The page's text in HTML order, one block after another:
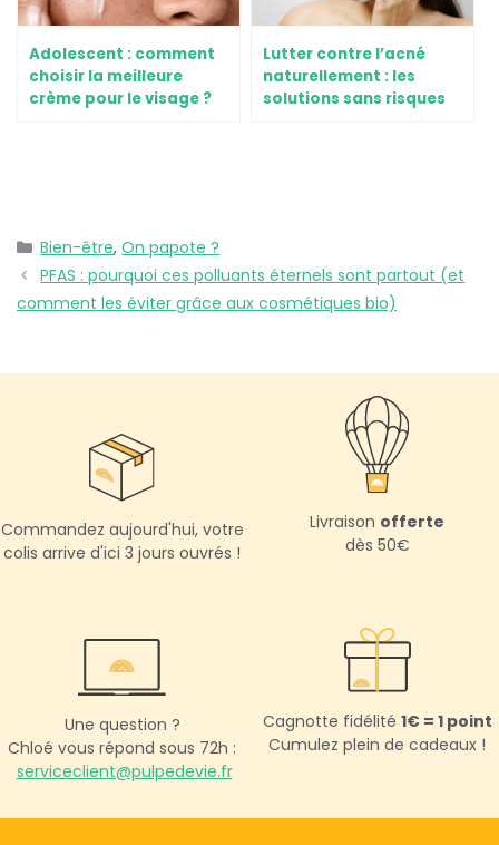
Adolescent : comment
choisir la meilleure
crème pour le visage ?
Lutter contre l’acné
naturellement : les
solutions sans risques
Bien-être,On papote ?
PFAS : pourquoi ces polluants éternels sont partout (et
comment les éviter grâce aux cosmétiques bio)
Commandez aujourd'hui, votre
colis arrive d'ici 3 jours ouvrés !
Livraison offerte
dès 50€
Une question ?
Chloé vous répond sous 72h :
serviceclient@pulpedevie.fr
Cagnotte fidélité 1€ = 1 point
Cumulez plein de cadeaux !